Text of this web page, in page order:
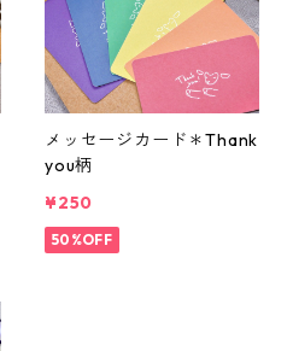
メッセージカード＊Thank
you柄
¥250
50%OFF